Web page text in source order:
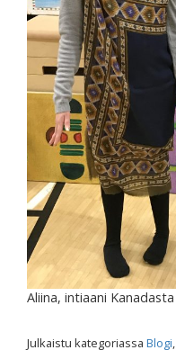
Aliina, intiaani Kanadasta
Julkaistu kategoriassa Blogi,